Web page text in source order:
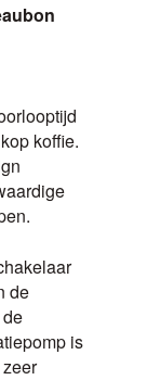
koffie.
de
is